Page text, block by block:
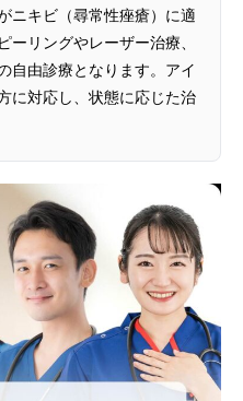
ニキビ（尋常性痤瘡）に適
ーリングやレーザー治療、
自由診療となります。アイ
に対応し、状態に応じた治